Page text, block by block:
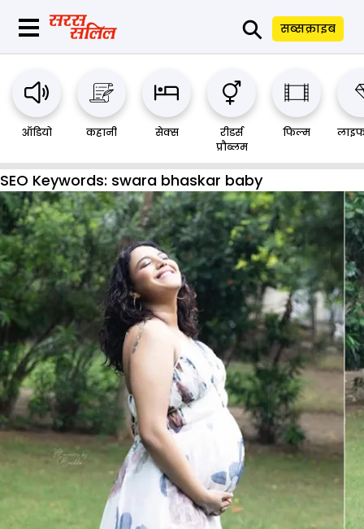
⚲ सब्सक्राइब
ऑडियो कहानी सेक्स
रीडर्स
प्रौब्लम
फिल्म
SEO Keywords: swara bhaskar baby